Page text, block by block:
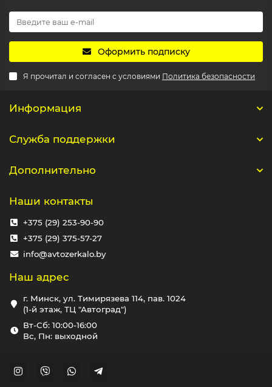
Оформить подписку
Я прочитал и согласен с условиями Политика безопасности
Информация
Служба поддержки
Дополнительно
Наши контакты
+375 (29) 253-90-90
+375 (29) 375-57-27
info@avtozerkalo.by
Наш адрес
г. Минск, ул. Тимирязева 114, пав. 1024
(1-й этаж, ТЦ "Автоград")
Вт-Сб: 10:00-16:00
Вс, Пн: выходной